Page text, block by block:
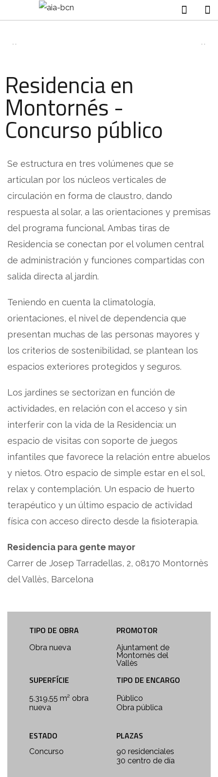
Residencia en
Montornés -
Concurso público
Se estructura en tres volúmenes que se
articulan por los núcleos verticales de
circulación en forma de claustro, dando
respuesta al solar, a las orientaciones y premisas
del programa funcional. Ambas tiras de
Residencia se conectan por el volumen central
de administración y funciones compartidas con
salida directa al jardín.
Teniendo en cuenta la climatología,
orientaciones, el nivel de dependencia que
presentan muchas de las personas mayores y
los criterios de sostenibilidad, se plantean los
espacios exteriores protegidos y seguros.
Los jardines se sectorizan en función de
actividades, en relación con el acceso y sin
interferir con la vida de la Residencia: un
espacio de visitas con soporte de juegos
infantiles que favorece la relación entre abuelos
y nietos. Otro espacio de simple estar en el sol,
relax y contemplación. Un espacio de huerto
terapéutico y un último espacio de actividad
física con acceso directo desde la fisioterapia.
Residencia para gente mayor
Carrer de Josep Tarradellas, 2, 08170 Montornès
del Vallès, Barcelona
TIPO DE OBRA
Obra nueva
SUPERFÍCIE
5.319,55 m² obra
nueva
ESTADO
Concurso
PROMOTOR
Ajuntament de
Montornès del
Vallès
TIPO DE ENCARGO
Público
Obra pública
PLAZAS
90 residenciales
30 centro de día